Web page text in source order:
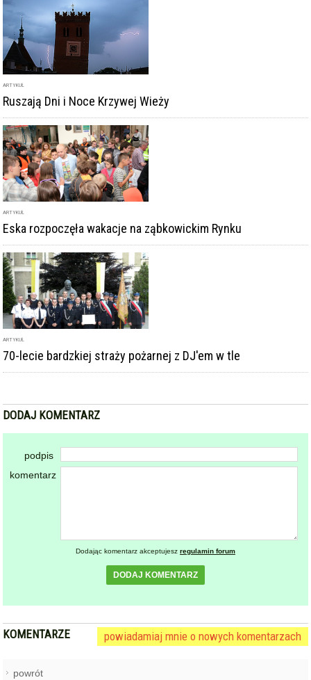
ARTYKUŁ
Ruszają Dni i Noce Krzywej Wieży
ARTYKUŁ
Eska rozpoczęła wakacje na ząbkowickim Rynku
ARTYKUŁ
70-lecie bardzkiej straży pożarnej z DJ'em w tle
DODAJ KOMENTARZ
podpis
komentarz
Dodając komentarz akceptujesz regulamin forum
DODAJ KOMENTARZ
KOMENTARZE powiadamiaj mnie o nowych komentarzach
powrót